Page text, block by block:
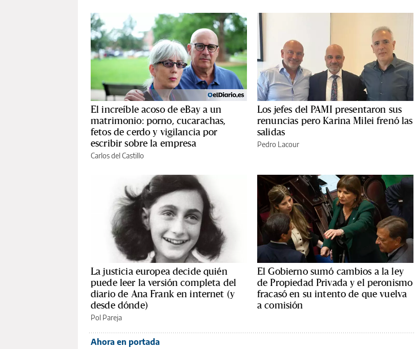
El increíble acoso de eBay a un
matrimonio: porno, cucarachas,
fetos de cerdo y vigilancia por
escribir sobre la empresa
Carlos del Castillo
Los jefes del PAMI presentaron sus
renuncias pero Karina Milei frenó las
salidas
Pedro Lacour
La justicia europea decide quién
puede leer la versión completa del
diario de Ana Frank en internet (y
desde dónde)
Pol Pareja
El Gobierno sumó cambios a la ley
de Propiedad Privada y el peronismo
fracasó en su intento de que vuelva
a comisión
Ahora en portada